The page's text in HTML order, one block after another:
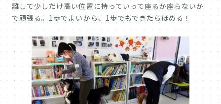
離して少しだけ高い位置に持っていって座るか座らないか
で頑張る。1歩でよいから、1歩でもできたらほめる！